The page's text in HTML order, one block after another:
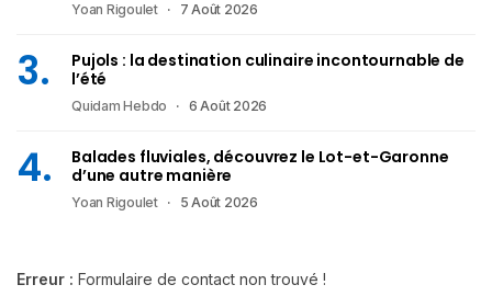
Yoan Rigoulet 7 Août 2026
Pujols : la destination culinaire incontournable de
l’été
Quidam Hebdo 6 Août 2026
Balades fluviales, découvrez le Lot-et-Garonne
d’une autre manière
Yoan Rigoulet 5 Août 2026
Erreur : Formulaire de contact non trouvé !